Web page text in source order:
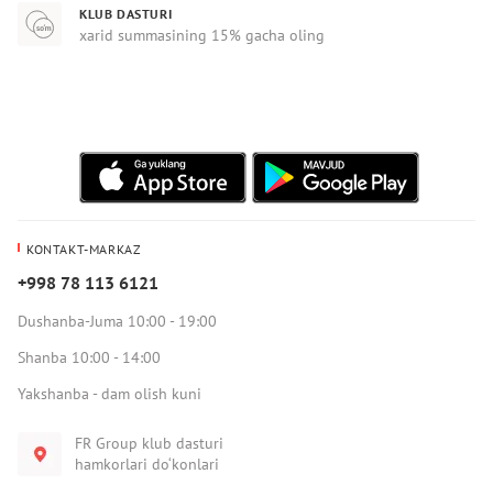
KLUB DASTURI
xarid summasining 15% gacha oling
KONTAKT-MARKAZ
+998 78 113 6121
Dushanba-Juma 10:00 - 19:00
Shanba 10:00 - 14:00
Yakshanba - dam olish kuni
FR Group klub dasturi
hamkorlari do‘konlari